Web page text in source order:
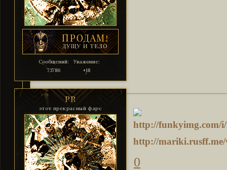
Сообщений:
73786
Уважение:
+18
PR
этот прекрасный фарс
http://
0